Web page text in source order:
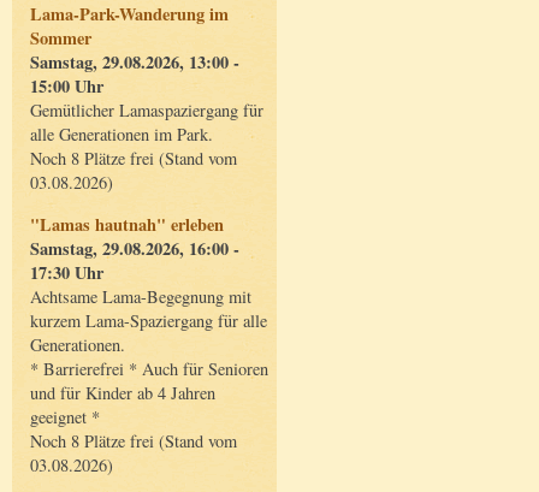
Lama-Park-Wanderung im
Sommer
Samstag, 29.08.2026, 13:00 -
15:00 Uhr
Gemütlicher Lamaspaziergang für
alle Generationen im Park.
Noch 8 Plätze frei (Stand vom
03.08.2026)
"Lamas hautnah" erleben
Samstag, 29.08.2026, 16:00 -
17:30 Uhr
Achtsame Lama-Begegnung mit
kurzem Lama-Spaziergang für alle
Generationen.
* Barrierefrei * Auch für Senioren
und für Kinder ab 4 Jahren
geeignet *
Noch 8 Plätze frei (Stand vom
03.08.2026)